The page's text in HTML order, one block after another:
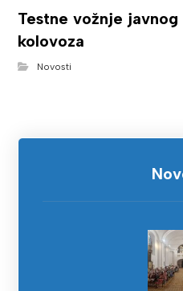
Testne vožnje
kolovoza
Novosti